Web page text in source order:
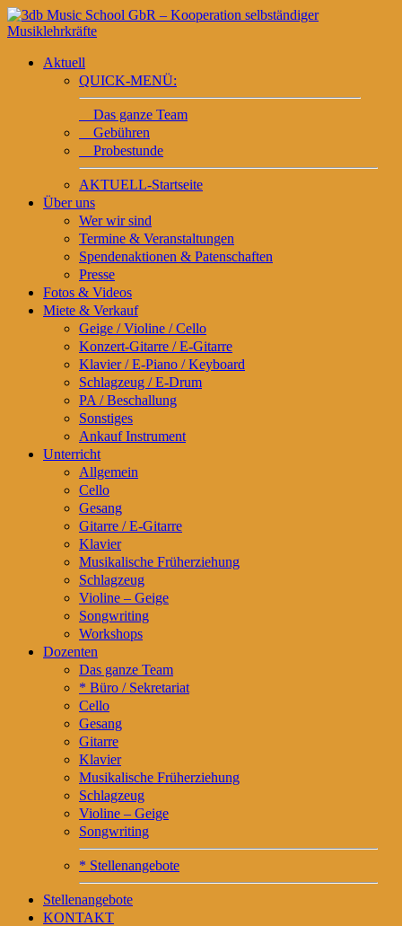
Aktuell
QUICK-MENÜ:
Das ganze Team
Gebühren
Probestunde
AKTUELL-Startseite
Über uns
Wer wir sind
Termine & Veranstaltungen
Spendenaktionen & Patenschaften
Presse
Fotos & Videos
Miete & Verkauf
Geige / Violine / Cello
Konzert-Gitarre / E-Gitarre
Klavier / E-Piano / Keyboard
Schlagzeug / E-Drum
PA / Beschallung
Sonstiges
Ankauf Instrument
Unterricht
Allgemein
Cello
Gesang
Gitarre / E-Gitarre
Klavier
Musikalische Früherziehung
Schlagzeug
Violine – Geige
Songwriting
Workshops
Dozenten
Das ganze Team
* Büro / Sekretariat
Cello
Gesang
Gitarre
Klavier
Musikalische Früherziehung
Schlagzeug
Violine – Geige
Songwriting
* Stellenangebote
Stellenangebote
KONTAKT